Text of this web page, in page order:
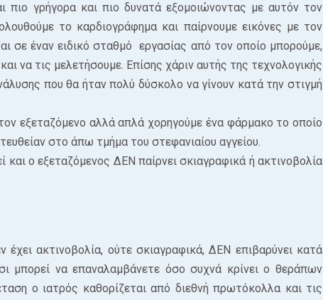
πιο γρήγορα και πιο δυνατά εξομοιώνοντας με αυτόν τον
το καρδιογράφημα και παίρνουμε εικόνες με τον
σε έναν ειδικό σταθμό εργασίας από τον οποίο μπορούμε,
να τις μελετήσουμε. Επίσης χάριν αυτής της τεχνολογικής
που θα ήταν πολύ δύσκολο να γίνουν κατά την στιγμή
εξεταζόμενο αλλά απλά χορηγούμε ένα φάρμακο το οποίο
στο άπω τμήμα του στεφανιαίου αγγείου.
και ο εξεταζόμενος ΔΕΝ παίρνει σκιαγραφικά ή ακτινοβολία
ακτινοβολία, ούτε σκιαγραφικά, ΔΕΝ επιβαρύνει κατά
μπορεί να επαναλαμβάνετε όσο συχνά κρίνει ο θεράπων
ο ιατρός καθορίζεται από διεθνή πρωτόκολλα και τις